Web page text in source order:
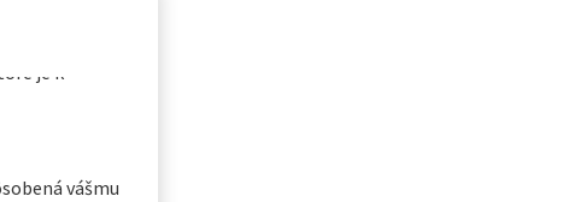
je k
vášmu